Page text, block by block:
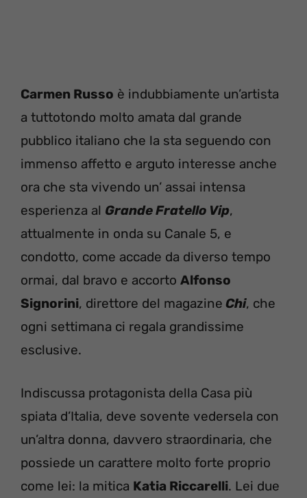
Carmen Russo è indubbiamente un’artista
a tuttotondo molto amata dal grande
pubblico italiano che la sta seguendo con
immenso affetto e arguto interesse anche
ora che sta vivendo un’ assai intensa
esperienza al Grande Fratello Vip,
attualmente in onda su Canale 5, e
condotto, come accade da diverso tempo
ormai, dal bravo e accorto Alfonso
Signorini, direttore del magazine Chi, che
ogni settimana ci regala grandissime
esclusive.
Indiscussa protagonista della Casa più
spiata d’Italia, deve sovente vedersela con
un’altra donna, davvero straordinaria, che
possiede un carattere molto forte proprio
come lei: la mitica Katia Riccarelli. Lei due